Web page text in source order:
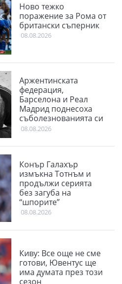
Ново тежко
поражение за Рома от
британски съперник
08.08.2026
Аржентинската
федерация,
Барселона и Реал
Мадрид поднесоха
съболезнованията си
към Меси
08.08.2026
Конър Галахър
измъкна Тотнъм и
продължи серията
без загуба на
“шпорите”
08.08.2026
Киву: Все още не сме
готови, Ювентус ще
има думата през този
сезон